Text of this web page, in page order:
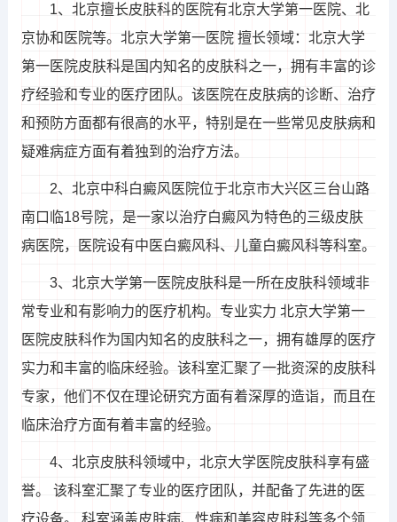
1、北京擅长皮肤科的医院有北京大学第一医院、北
京协和医院等。北京大学第一医院 擅长领域：北京大学
第一医院皮肤科是国内知名的皮肤科之一，拥有丰富的诊
疗经验和专业的医疗团队。该医院在皮肤病的诊断、治疗
和预防方面都有很高的水平，特别是在一些常见皮肤病和
疑难病症方面有着独到的治疗方法。
2、北京中科白癜风医院位于北京市大兴区三台山路
南口临18号院，是一家以治疗白癜风为特色的三级皮肤
病医院，医院设有中医白癜风科、儿童白癜风科等科室。
3、北京大学第一医院皮肤科是一所在皮肤科领域非
常专业和有影响力的医疗机构。专业实力 北京大学第一
医院皮肤科作为国内知名的皮肤科之一，拥有雄厚的医疗
实力和丰富的临床经验。该科室汇聚了一批资深的皮肤科
专家，他们不仅在理论研究方面有着深厚的造诣，而且在
临床治疗方面有着丰富的经验。
4、北京皮肤科领域中，北京大学医院皮肤科享有盛
誉。 该科室汇聚了专业的医疗团队，并配备了先进的医
疗设备。 科室涵盖皮肤病、性病和美容皮肤科等多个领